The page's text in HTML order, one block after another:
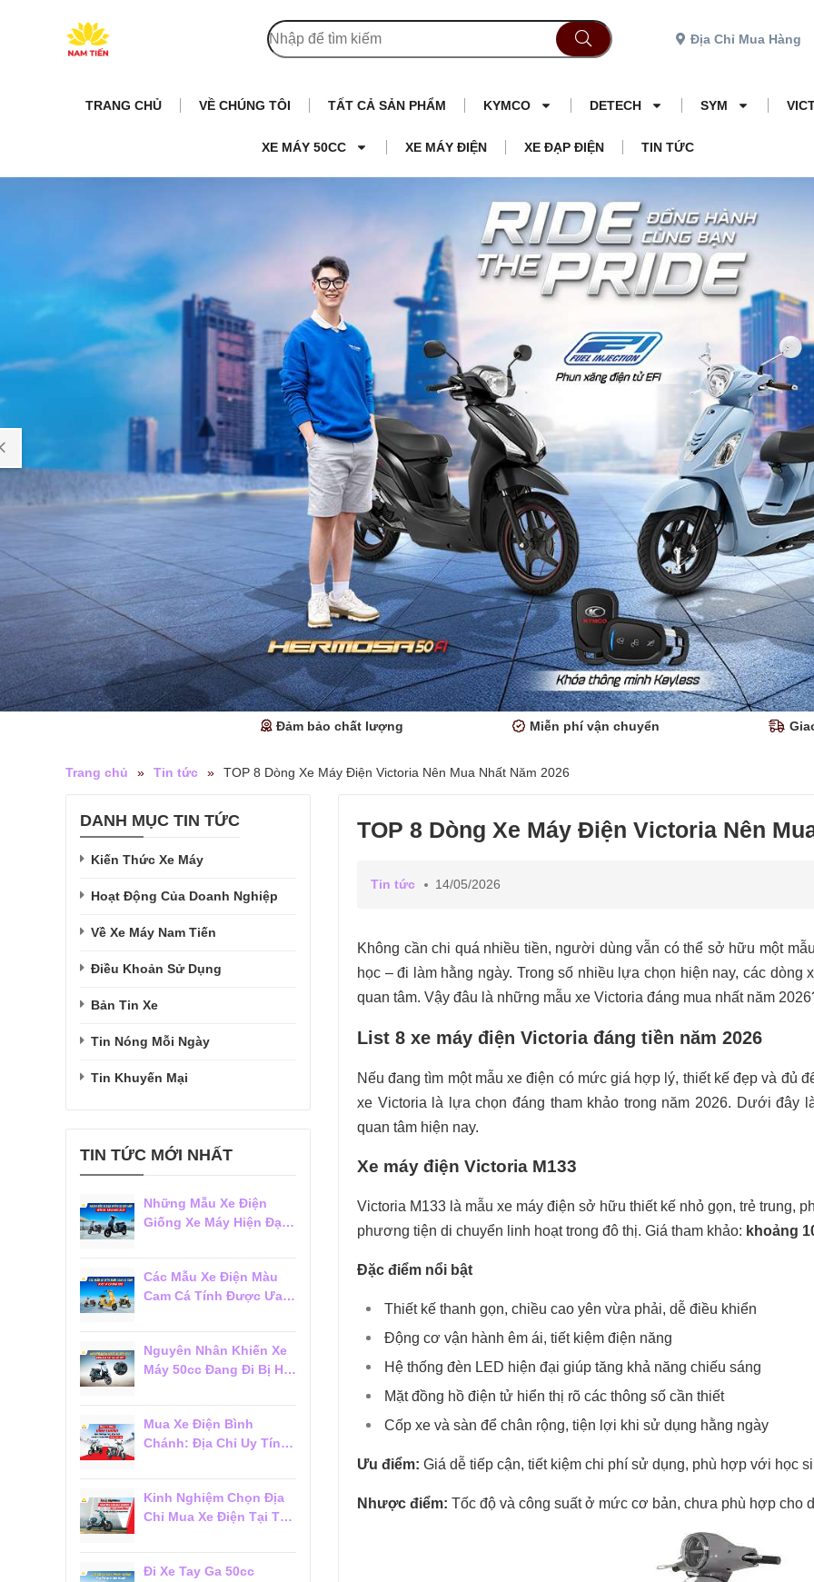
Địa Chỉ Mua Hàng
TRANG CHỦ VỀ CHÚNG TÔI TẤT CẢ SẢN PHẨM KYMCO DETECH SYM
XE MÁY 50CC XE MÁY ĐIỆN XE ĐẠP ĐIỆN TIN TỨC
Đảm bảo chất lượng Miễn phí vận chuyển
Trang chủ » Tin tức » TOP 8 Dòng Xe Máy Điện Victoria Nên Mua Nhất Năm 2026
TOP 8 Dòng Xe Máy Điện Victoria Nên
Tin tức 14/05/2026
Không cần chi quá nhiều tiền, người dùng vẫn có thể sở hữu một
học – đi làm hằng ngày. Trong số nhiều lựa chọn hiện nay, các
quan tâm. Vậy đâu là những mẫu xe Victoria đáng mua nhất năm
List 8 xe máy điện Victoria đáng tiền năm 2026
Nếu đang tìm một mẫu xe điện có mức giá hợp lý, thiết kế đẹp và đủ
xe Victoria là lựa chọn đáng tham khảo trong năm 2026. Dưới
quan tâm hiện nay.
Xe máy điện Victoria M133
Victoria M133 là mẫu xe máy điện sở hữu thiết kế nhỏ gọn, trẻ trung,
phương tiện di chuyển linh hoạt trong đô thị. Giá tham khảo: khoảng
Đặc điểm nổi bật
Thiết kế thanh gọn, chiều cao yên vừa phải, dễ điều khiển
Động cơ vận hành êm ái, tiết kiệm điện năng
Hệ thống đèn LED hiện đại giúp tăng khả năng chiếu sáng
Mặt đồng hồ điện tử hiển thị rõ các thông số cần thiết
Cốp xe và sàn để chân rộng, tiện lợi khi sử dụng hằng ngày
Ưu điểm: Giá dễ tiếp cận, tiết kiệm chi phí sử dụng, phù hợp với học
Nhược điểm: Tốc độ và công suất ở mức cơ bản, chưa phù hợp cho
DANH MỤC TIN TỨC
Kiến Thức Xe Máy
Hoạt Động Của Doanh Nghiệp
Về Xe Máy Nam Tiến
Điều Khoản Sử Dụng
Bản Tin Xe
Tin Nóng Mỗi Ngày
Tin Khuyến Mại
TIN TỨC MỚI NHẤT
Những Mẫu Xe Điện
Giống Xe Máy Hiện Đại
Các Mẫu Xe Điện Màu
Cam Cá Tính Được Ưa
Nguyên Nhân Khiến Xe
Máy 50cc Đang Đi Bị Hụt
Mua Xe Điện Bình
Chánh: Địa Chỉ Uy Tín,
Kinh Nghiệm Chọn Địa
Chỉ Mua Xe Điện Tại Tân
Đi Xe Tay Ga 50cc